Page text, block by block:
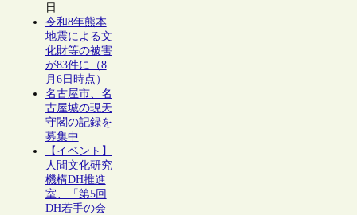
日
令和8年熊本
地震による文
化財等の被害
が83件に（8
月6日時点）
名古屋市、名
古屋城の現天
守閣の記録を
募集中
【イベント】
人間文化研究
機構DH推進
室、「第5回
DH若手の会